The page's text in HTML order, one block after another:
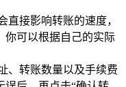
直接影响转账的速度，
你可以根据自己的实际
、转账数量以及手续费